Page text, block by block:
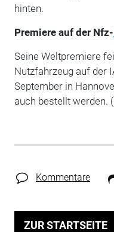
hinten.
Premiere auf der Nfz-
Seine Weltpremiere
Nutzfahrzeug auf der
September in
auch bestellt werden.
Kommentare
ZUR STARTSEITE